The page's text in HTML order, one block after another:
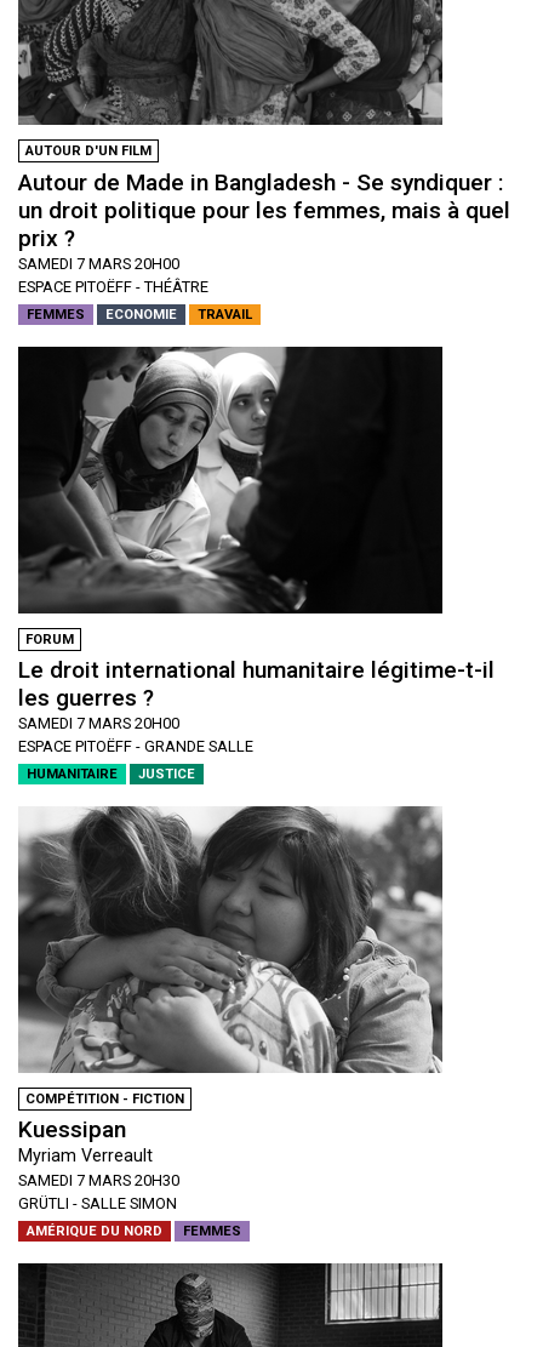
AUTOUR D'UN FILM
Autour de Made in Bangladesh - Se syndiquer :
un droit politique pour les femmes, mais à quel
prix ?
SAMEDI 7 MARS 20H00
ESPACE PITOËFF - THÉÂTRE
FEMMES ECONOMIE TRAVAIL
FORUM
Le droit international humanitaire légitime-t-il
les guerres ?
SAMEDI 7 MARS 20H00
ESPACE PITOËFF - GRANDE SALLE
HUMANITAIRE JUSTICE
COMPÉTITION - FICTION
Kuessipan
Myriam Verreault
SAMEDI 7 MARS 20H30
GRÜTLI - SALLE SIMON
AMÉRIQUE DU NORD FEMMES